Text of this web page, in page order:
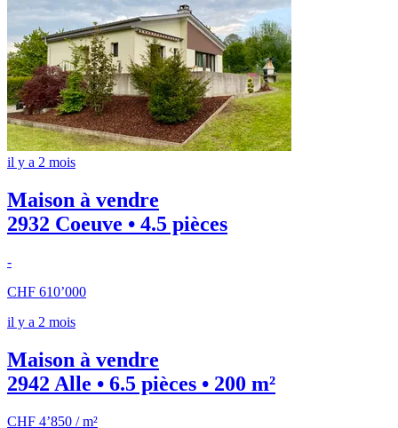
il y a 2 mois
Maison à vendre
2932 Coeuve • 4.5 pièces
-
CHF 610’000
il y a 2 mois
Maison à vendre
2942 Alle • 6.5 pièces • 200 m²
CHF 4’850 / m²